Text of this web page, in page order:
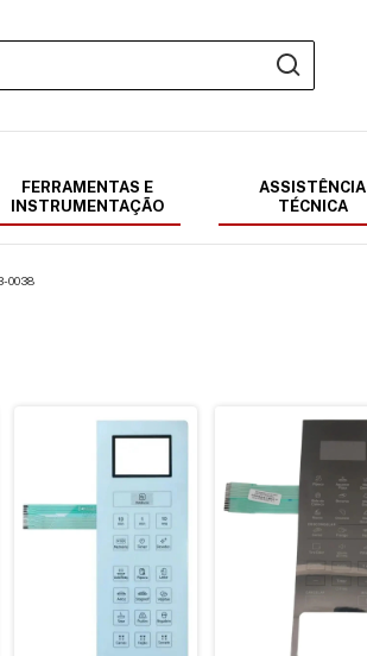
FERRAMENTAS E
INSTRUMENTAÇÃO
ASSISTÊNCIA
TÉCNICA
0038